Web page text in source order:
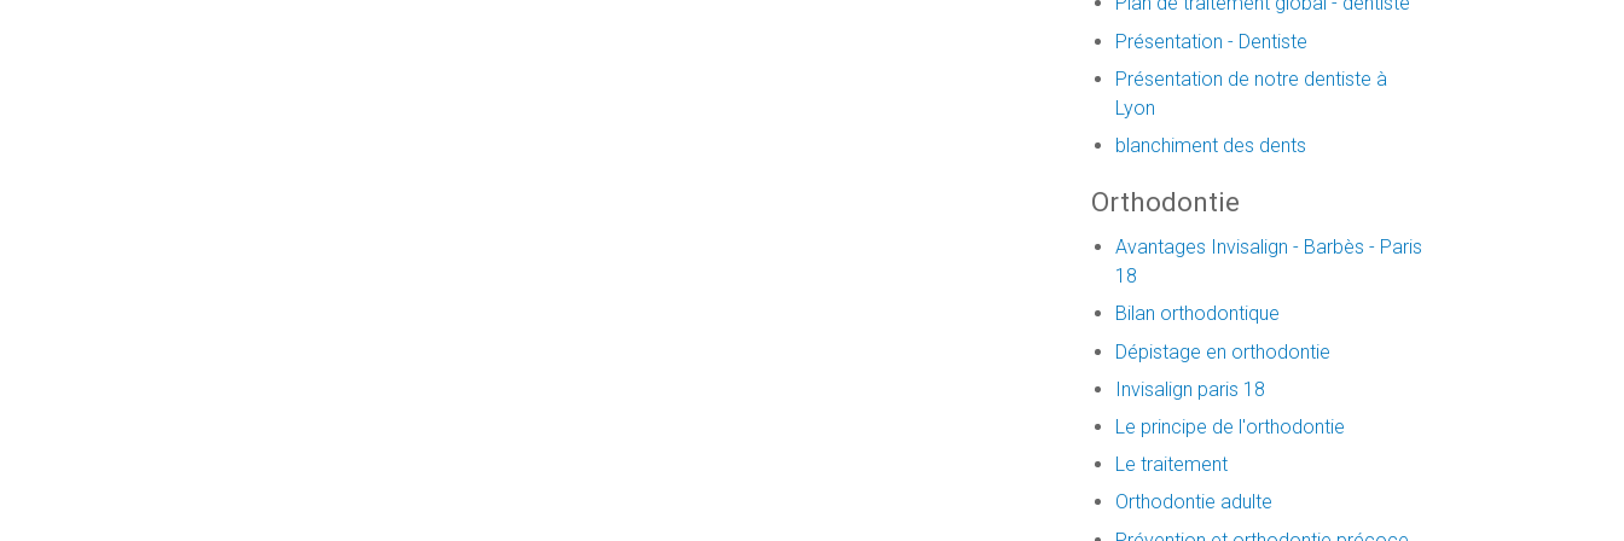
Présentation - Dentiste
Présentation de notre dentiste à
Lyon
blanchiment des dents
Orthodontie
Avantages Invisalign - Barbès - Paris
18
Bilan orthodontique
Dépistage en orthodontie
Invisalign paris 18
Le principe de l'orthodontie
Le traitement
Orthodontie adulte